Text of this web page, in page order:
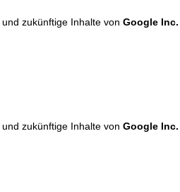
zukünftige Inhalte von Google Inc.
zukünftige Inhalte von Google Inc.